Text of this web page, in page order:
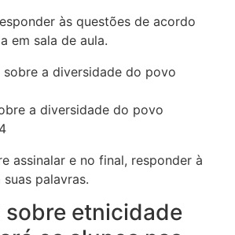
às questões de acordo
em sala de aula.
a diversidade do povo
assinalar e no final, responder à
palavras.
sobre etnicidade